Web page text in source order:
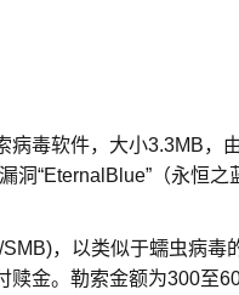
毒软件，大小3.3MB，
洞“EternalBlue”（永恒之
，以类似于蠕虫病毒
金。勒索金额为300至